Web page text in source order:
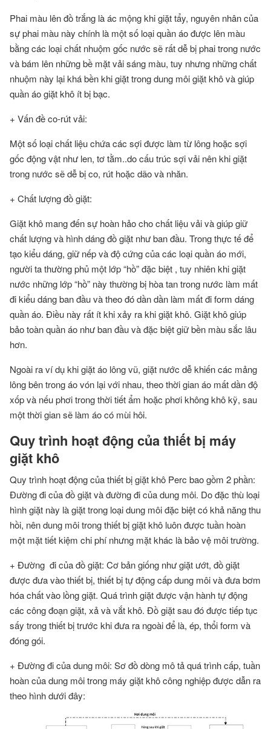
Phai màu lên đồ trắng là ác mộng khi giặt tẩy, nguyên nhân của
sự phai màu này chính là một số loại quần áo được lên màu
bằng các loại chất nhuộm gốc nước sẽ rất dễ bị phai trong nước
và bám lên những bề mặt vải sáng màu, tuy nhưng những chất
nhuộm này lại khá bền khi giặt trong dung môi giặt khô và giúp
quần áo giặt khô ít bị bạc.
+ Vấn đề co-rút vải:
Một số loại chất liệu chứa các sợi được làm từ lông hoặc sợi
gốc động vật như len, tơ tằm..do cấu trúc sợi vải nên khi giặt
trong nước sẽ dễ bị co, rút hoặc dão và nhăn.
+ Chất lượng đồ giặt:
Giặt khô mang đến sự hoàn hảo cho chất liệu vải và giúp giữ
chất lượng và hình dáng đồ giặt như ban đầu. Trong thực tế để
tạo kiểu dáng, giữ nếp và độ cứng của các loại quần áo mới,
người ta thường phủ một lớp “hồ” đặc biệt , tuy nhiên khi giặt
nước những lớp “hồ” này thường bị hòa tan trong nước làm mất
đi kiểu dáng ban đầu và theo đó dần dần làm mất đi form dáng
quần áo. Điều này rất ít khi xảy ra khi giặt khô. Giặt khô giúp
bảo toàn quần áo như ban đầu và đặc biệt giữ bền màu sắc lâu
hơn.
Ngoài ra ví dụ khi giặt áo lông vũ, giặt nước dễ khiến các mảng
lông bên trong áo vón lại với nhau, theo thời gian áo mất dần độ
xốp và nếu phơi trong thời tiết ẩm hoặc phơi không khô kỹ, sau
một thời gian sẽ làm áo có mùi hôi.
Quy trình hoạt động của thiết bị máy
giặt khô
Quy trình hoạt động của thiết bị giặt khô Perc bao gồm 2 phần:
Đường đi của đồ giặt và đường đi của dung môi. Do đặc thù loại
hình giặt này là giặt trong loại dung môi đặc biệt có khả năng thu
hồi, nên dung môi trong thiết bị giặt khô luôn được tuần hoàn
một mặt tiết kiệm chi phí nhưng mặt khác là bảo vệ môi trường.
+ Đường đi của đồ giặt: Cơ bản giống như giặt ướt, đồ giặt
được đưa vào thiết bị, thiết bị tự động cấp dung môi và đưa bơm
hóa chất vào lồng giặt. Quá trình giặt được vận hành tự động
các công đoạn giặt, xả và vắt khô. Đồ giặt sau đó được tiếp tục
sấy trong thiết bị trước khi đưa ra ngoài để là, ép, thổi form và
đóng gói.
+ Đường đi của dung môi: Sơ đồ dòng mô tả quá trình cấp, tuần
hoàn của dung môi trong máy giặt khô công nghiệp được dẫn ra
theo hình dưới đây: